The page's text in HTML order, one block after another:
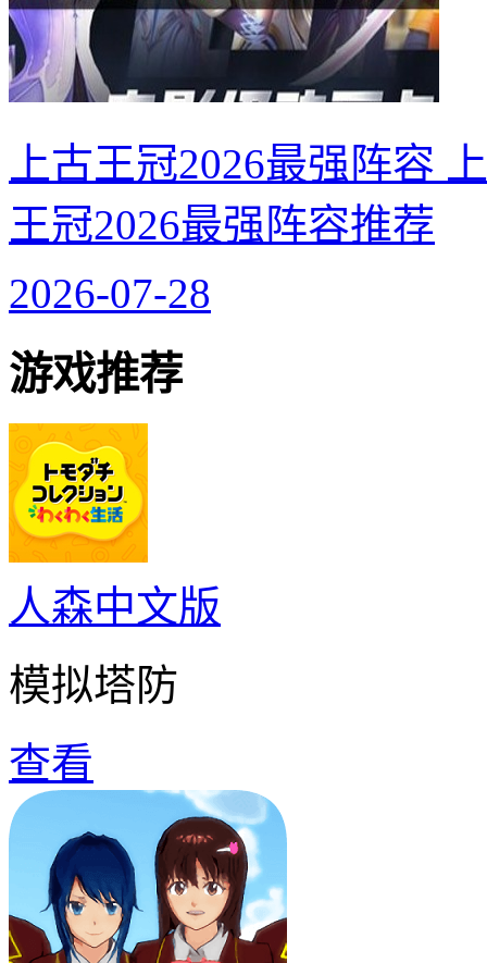
上古王冠2026最强阵容
王冠2026最强阵容推荐
2026-07-28
游戏推荐
人森中文版
模拟塔防
查看